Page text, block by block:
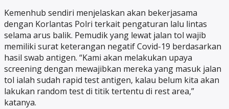
Kemenhub sendiri menjelaskan akan bekerjasama
dengan Korlantas Polri terkait pengaturan lalu lintas
selama arus balik. Pemudik yang lewat jalan tol wajib
memiliki surat keterangan negatif Covid-19 berdasarkan
hasil swab antigen. “Kami akan melakukan upaya
screening dengan mewajibkan mereka yang masuk jalan
tol ialah sudah rapid test antigen, kalau belum kita akan
lakukan random test di titik tertentu di rest area,”
katanya.